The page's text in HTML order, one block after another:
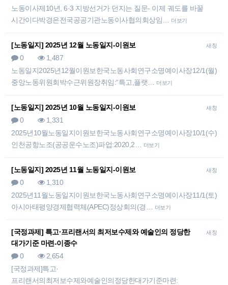
노동이사제10년, 6·3 지방선거가 던지는 질문- 이제 궤도를 바꿀
시간이다박경은전국공공기관노동이사협의회상임…
더보기
새창
[노동일지] 2025년 12월 노동일지-이원보
0
1,487
노동일지2025년12월이원보한국노동사회연구소명예이사장12/1(월)-
중앙노동위원회박수근위원장취임:“특고,플랫…
더보기
새창
[노동일지] 2025년 10월 노동일지-이원보
0
1,331
2025년10월노동일지이원보한국노동사회연구소명예이사장10/1(수)-
인천공항노조(공공운수노조)파업:2020,2…
더보기
새창
[노동일지] 2025년 11월 노동일지-이원보
0
1,310
2025년11월노동일지이원보한국노동사회연구소명예이사장11/1(토)-
아시아태평양경제협력체(APEC)정상회의(경…
더보기
새창
[국정과제] 특고·프리랜서의 최저보수제와 예술인의 정당한
대가기준 마련-이종수
0
2,654
[국정과제]특고·
프리랜서의최저보수제와예술인의정당한대가기준마련: